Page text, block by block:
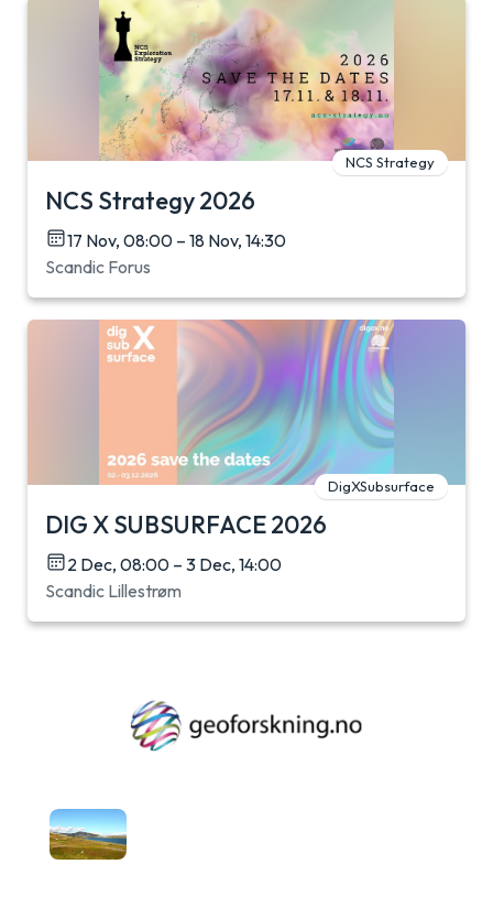
NCS Strategy
NCS Strategy 2026
17 Nov, 08:00 – 18 Nov, 14:30
Scandic Forus
DigXSubsurface
DIG X SUBSURFACE 2026
2 Dec, 08:00 – 3 Dec, 14:00
Scandic Lillestrøm